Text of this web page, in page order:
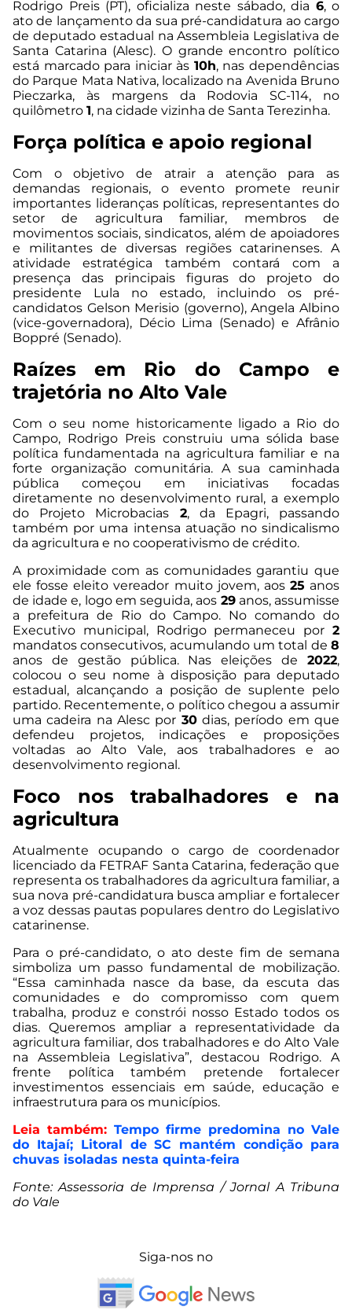
Rodrigo Preis (PT), oficializa neste sábado, dia 6, o
ato de lançamento da sua pré-candidatura ao cargo
de deputado estadual na Assembleia Legislativa de
Santa Catarina (Alesc). O grande encontro político
está marcado para iniciar às 10h, nas dependências
do Parque Mata Nativa, localizado na Avenida Bruno
Pieczarka, às margens da Rodovia SC-114, no
quilômetro 1, na cidade vizinha de Santa Terezinha.
Força política e apoio regional
Com o objetivo de atrair a atenção para as
demandas regionais, o evento promete reunir
importantes lideranças políticas, representantes do
setor de agricultura familiar, membros de
movimentos sociais, sindicatos, além de apoiadores
e militantes de diversas regiões catarinenses. A
atividade estratégica também contará com a
presença das principais figuras do projeto do
presidente Lula no estado, incluindo os pré-
candidatos Gelson Merisio (governo), Angela Albino
(vice-governadora), Décio Lima (Senado) e Afrânio
Boppré (Senado).
Raízes em Rio do Campo e
trajetória no Alto Vale
Com o seu nome historicamente ligado a Rio do
Campo, Rodrigo Preis construiu uma sólida base
política fundamentada na agricultura familiar e na
forte organização comunitária. A sua caminhada
pública começou em iniciativas focadas
diretamente no desenvolvimento rural, a exemplo
do Projeto Microbacias 2, da Epagri, passando
também por uma intensa atuação no sindicalismo
da agricultura e no cooperativismo de crédito.
A proximidade com as comunidades garantiu que
ele fosse eleito vereador muito jovem, aos 25 anos
de idade e, logo em seguida, aos 29anos, assumisse
a prefeitura de Rio do Campo. No comando do
Executivo municipal, Rodrigo permaneceu por 2
mandatos consecutivos, acumulando um total de 8
anos de gestão pública. Nas eleições de 2022,
colocou o seu nome à disposição para deputado
estadual, alcançando a posição de suplente pelo
partido. Recentemente, o político chegou a assumir
uma cadeira na Alesc por 30dias, período em que
defendeu projetos, indicações e proposições
voltadas ao Alto Vale, aos trabalhadores e ao
desenvolvimento regional.
Foco nos trabalhadores e na
agricultura
Atualmente ocupando o cargo de coordenador
licenciado da FETRAF Santa Catarina, federação que
representa os trabalhadores da agricultura familiar, a
sua nova pré-candidatura busca ampliar e fortalecer
a voz dessas pautas populares dentro do Legislativo
catarinense.
Para o pré-candidato, o ato deste fim de semana
simboliza um passo fundamental de mobilização.
“Essa caminhada nasce da base, da escuta das
comunidades e do compromisso com quem
trabalha, produz e constrói nosso Estado todos os
dias. Queremos ampliar a representatividade da
agricultura familiar, dos trabalhadores e do Alto Vale
na Assembleia Legislativa”, destacou Rodrigo. A
frente política também pretende fortalecer
investimentos essenciais em saúde, educação e
infraestrutura para os municípios.
Leia também: Tempo firme predomina no Vale
do Itajaí; Litoral de SC mantém condição para
chuvas isoladas nesta quinta-feira
Fonte: Assessoria de Imprensa / Jornal A Tribuna
do Vale
Siga-nos no